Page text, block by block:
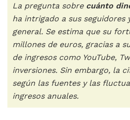
La pregunta sobre cuánto
ha intrigado a sus seguidores
general. Se estima que su
millones de euros, gracias a
de ingresos como YouTube,
inversiones. Sin embargo, la
según las fuentes y las
ingresos anuales.